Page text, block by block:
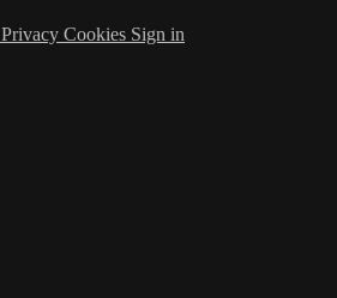
Privacy Cookies Sign in